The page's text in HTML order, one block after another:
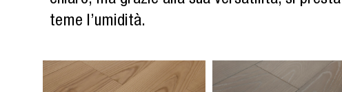
teme l’umidità.